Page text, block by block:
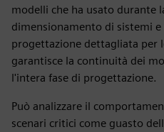
modelli che ha usato durante
dimensionamento di sistemi
progettazione dettagliata per
garantisce la continuità dei
l'intera fase di progettazione.
Può analizzare il
scenari critici come guasto